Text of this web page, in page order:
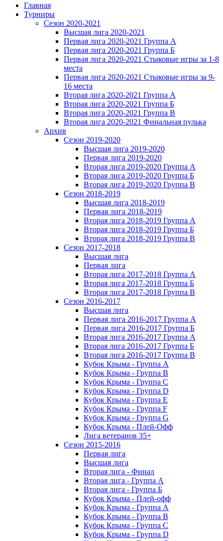
Главная
Турниры
Сезон 2020-2021
Высшая лига 2020-2021
Первая лига 2020-2021 Группа А
Первая лига 2020-2021 Группа Б
Первая лига 2020-2021 Стыковые игры за 1-8
места
Первая лига 2020-2021 Стыковые игры за 9-
16 места
Вторая лига 2020-2021 Группа А
Вторая лига 2020-2021 Группа Б
Вторая лига 2020-2021 Группа В
Вторая лига 2020-2021 Финальная пулька
Архив
Сезон 2019-2020
Высшая лига 2019-2020
Первая лига 2019-2020
Вторая лига 2019-2020 Группа А
Вторая лига 2019-2020 Группа Б
Вторая лига 2019-2020 Группа В
Сезон 2018-2019
Высшая лига 2018-2019
Первая лига 2018-2019
Вторая лига 2018-2019 Группа А
Вторая лига 2018-2019 Группа Б
Вторая лига 2018-2019 Группа В
Сезон 2017-2018
Высшая лига
Первая лига
Вторая лига 2017-2018 Группа А
Вторая лига 2017-2018 Группа Б
Вторая лига 2017-2018 Группа В
Сезон 2016-2017
Высшая лига
Первая лига 2016-2017 Группа А
Первая лига 2016-2017 Группа Б
Вторая лига 2016-2017 Группа А
Вторая лига 2016-2017 Группа Б
Вторая лига 2016-2017 Группа В
Кубок Крыма - Группа A
Кубок Крыма - Группа B
Кубок Крыма - Группа C
Кубок Крыма - Группа D
Кубок Крыма - Группа E
Кубок Крыма - Группа F
Кубок Крыма - Группа G
Кубок Крыма - Плей-Офф
Лига ветеранов 35+
Сезон 2015-2016
Первая лига
Высшая лига
Вторая лига - Финал
Вторая лига - Группа А
Вторая лига - Группа Б
Кубок Крыма - Плей-офф
Кубок Крыма - Группа A
Кубок Крыма - Группа B
Кубок Крыма - Группа C
Кубок Крыма - Группа D